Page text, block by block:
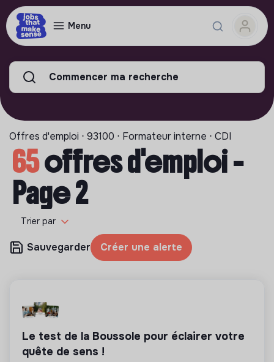
Menu
Commencer ma recherche
Offres d'emploi ⋅ 93100 ⋅ Formateur interne ⋅ CDI
65offres d'emploi -
Page 2
Trier par
Sauvegarder Créer une alerte
Le test de la Boussole pour éclairer votre
quête de sens !